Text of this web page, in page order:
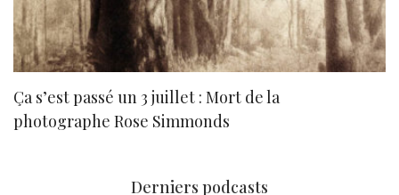
Ça s’est passé un 3 juillet : Mort de la
photographe Rose Simmonds
Derniers podcasts